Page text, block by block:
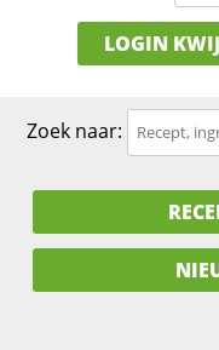
LOGIN
Zoek naar: